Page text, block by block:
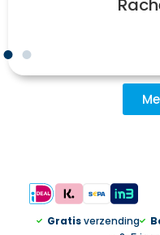
Gratisverzending